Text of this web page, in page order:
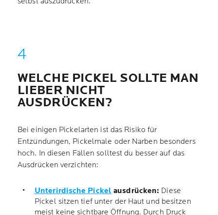
WELCHE PICKEL SOLLTE MAN
LIEBER NICHT
AUSDRÜCKEN?
Bei einigen Pickelarten ist das Risiko für
Entzündungen, Pickelmale oder Narben besonders
hoch. In diesen Fällen solltest du besser auf das
Ausdrücken verzichten:
Unterirdische Pickel ausdrücken: Diese
Pickel sitzen tief unter der Haut und besitzen
meist keine sichtbare Öffnung. Durch Druck